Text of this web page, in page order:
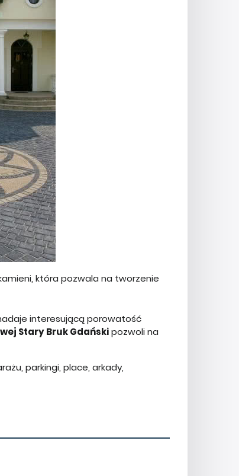
która pozwala na tworzenie
interesującą porowatość
Stary Bruk Gdańskipozwoli na
parkingi, place, arkady,